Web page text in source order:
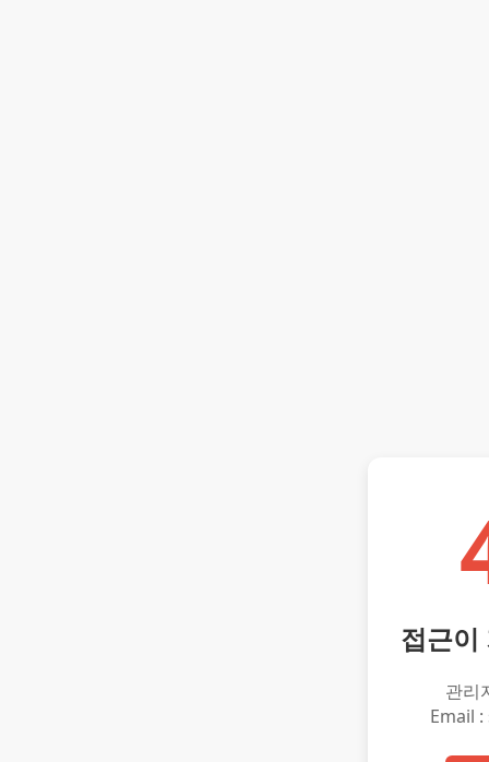
접근이
관리
Email